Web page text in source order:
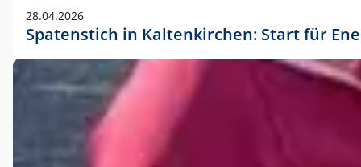
28.04.2026
Spatenstich in Kaltenkirchen: Start für